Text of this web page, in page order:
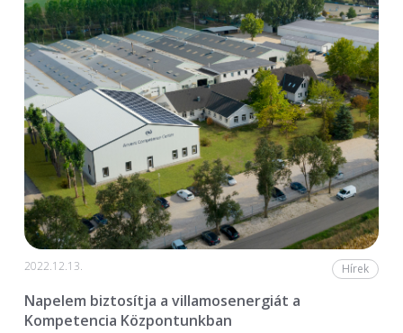
2022.12.13. Hírek
Napelem biztosítja a villamosenergiát a
Kompetencia Központunkban